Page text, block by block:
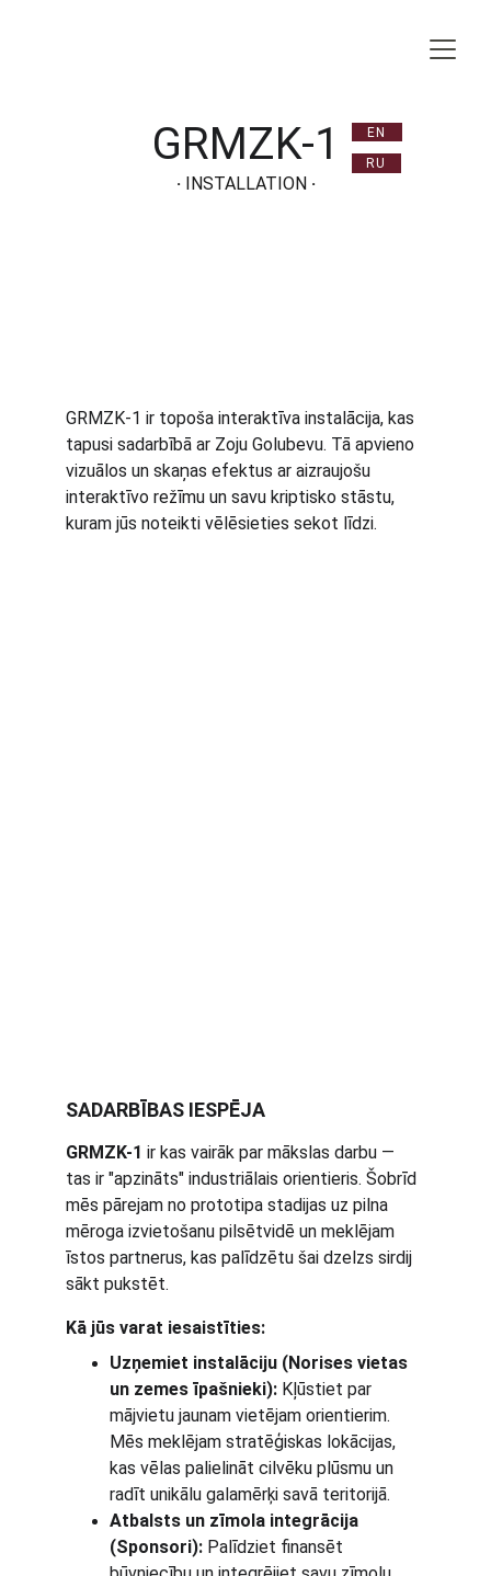
GRMZK-1
· INSTALLATION ·
GRMZK-1 ir topoša interaktīva instalācija, kas
tapusi sadarbībā ar Zoju Golubevu. Tā apvieno
vizuālos un skaņas efektus ar aizraujošu
interaktīvo režīmu un savu kriptisko stāstu,
kuram jūs noteikti vēlēsieties sekot līdzi.
EN
RU
SADARBĪBAS IESPĒJA
GRMZK-1 ir kas vairāk par mākslas darbu —
tas ir "apzināts" industriālais orientieris. Šobrīd
mēs pārejam no prototipa stadijas uz pilna
mēroga izvietošanu pilsētvidē un meklējam
īstos partnerus, kas palīdzētu šai dzelzs sirdij
sākt pukstēt.
Kā jūs varat iesaistīties:
Uzņemiet instalāciju (Norises vietas
un zemes īpašnieki): Kļūstiet par
mājvietu jaunam vietējam orientierim.
Mēs meklējam stratēģiskas lokācijas,
kas vēlas palielināt cilvēku plūsmu un
radīt unikālu galamērķi savā teritorijā.
Atbalsts un zīmola integrācija
(Sponsori): Palīdziet finansēt